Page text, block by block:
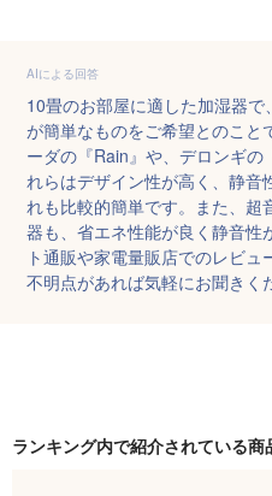
AIによる回答
10畳のお部屋に適した加湿器
が簡単なものをご希望とのこと
ーダの『Rain』や、デロンギの
れらはデザイン性が高く、静音
れも比較的簡単です。また、超
器も、省エネ性能が良く静音性
ト通販や家電量販店でのレビュ
不明点があれば気軽にお聞きく
ランキング内で紹介されている商